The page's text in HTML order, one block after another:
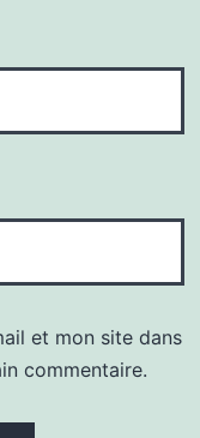
et mon site dans
commentaire.